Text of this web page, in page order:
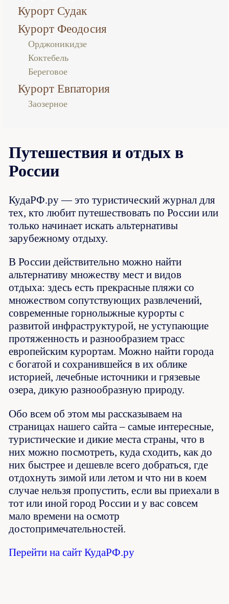
Курорт Судак
Курорт Феодосия
Орджоникидзе
Коктебель
Береговое
Курорт Евпатория
Заозерное
Путешествия и отдых в
России
КудаРФ.ру — это туристический журнал для
тех, кто любит путешествовать по России или
только начинает искать альтернативы
зарубежному отдыху.
В России действительно можно найти
альтернативу множеству мест и видов
отдыха: здесь есть прекрасные пляжи со
множеством сопутствующих развлечений,
современные горнолыжные курорты с
развитой инфраструктурой, не уступающие
протяженность и разнообразием трасс
европейским курортам. Можно найти города
с богатой и сохранившейся в их облике
историей, лечебные источники и грязевые
озера, дикую разнообразную природу.
Обо всем об этом мы рассказываем на
страницах нашего сайта – самые интересные,
туристические и дикие места страны, что в
них можно посмотреть, куда сходить, как до
них быстрее и дешевле всего добраться, где
отдохнуть зимой или летом и что ни в коем
случае нельзя пропустить, если вы приехали в
тот или иной город России и у вас совсем
мало времени на осмотр
достопримечательностей.
Перейти на сайт КудаРФ.ру